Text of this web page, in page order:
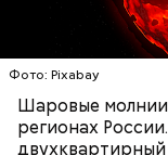
Фото: Pixabay
Шаровые молнии
регионах
проходит и
следов. Она как
и в окно влезть,
Сжимается, как
УЧЕНЫЕ